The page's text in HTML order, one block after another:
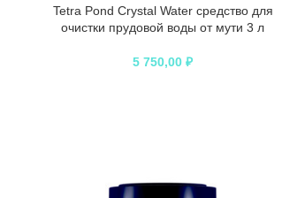
Tetra Pond Crystal Water средство для
очистки прудовой воды от мути 3 л
5 750,00₽